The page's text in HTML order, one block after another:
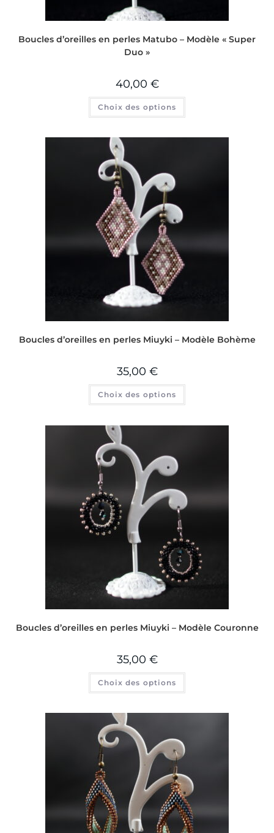
Boucles d’oreilles en perles Matubo – Modèle « Super
Duo »
40,00 €
Choix des options
Boucles d’oreilles en perles Miuyki – Modèle Bohème
35,00 €
Choix des options
Boucles d’oreilles en perles Miuyki – Modèle Couronne
35,00 €
Choix des options